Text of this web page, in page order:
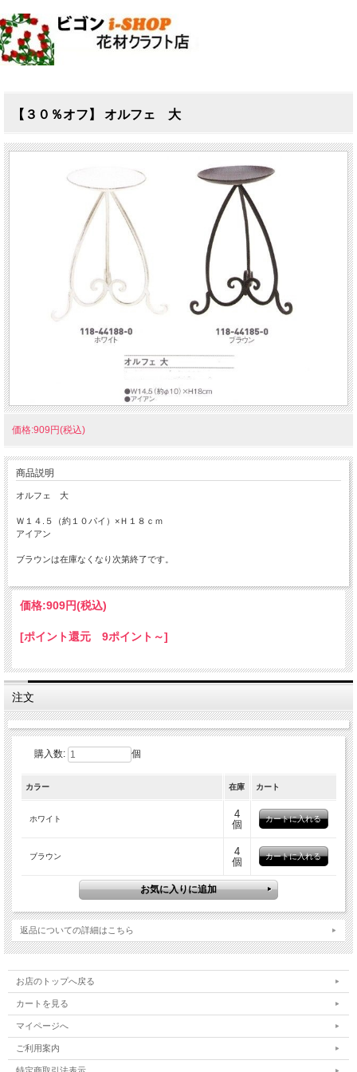
【３０％オフ】 オルフェ 大
価格:909円(税込)
商品説明
オルフェ 大
Ｗ１４.５（約１０パイ）×Ｈ１８ｃｍ
アイアン
ブラウンは在庫なくなり次第終了です。
価格:909円(税込)
[ポイント還元 9ポイント～]
注文
購入数: 個
カラー 在庫 カート
ホワイト
4
個
ブラウン
4
個
返品についての詳細はこちら
お店のトップへ戻る
カートを見る
マイページへ
ご利用案内